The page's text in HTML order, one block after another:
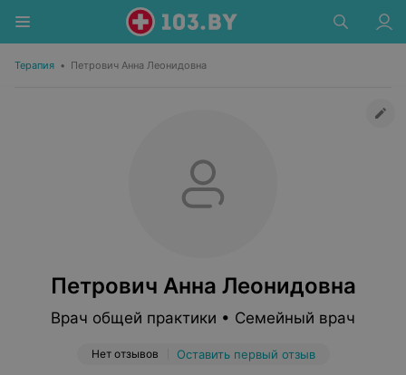
Терапия • Петрович Анна Леонидовна
Петрович Анна Леонидовна
Врач общей практики • Семейный врач
Нет отзывов Оставить первый отзыв